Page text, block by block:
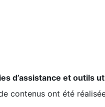
d’assistance et outils
contenus ont été